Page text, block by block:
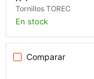
Tornillos TOREC
En stock
Comparar